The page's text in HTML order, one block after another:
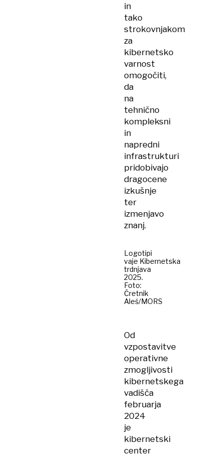
in
tako
strokovnjakom
za
kibernetsko
varnost
omogočiti,
da
na
tehnično
kompleksni
in
napredni
infrastrukturi
pridobivajo
dragocene
izkušnje
ter
izmenjavo
znanj.
Logotipi
vaje Kibernetska
trdnjava
2025.
Foto:
Čretnik
Aleš/MORS
Od
vzpostavitve
operativne
zmogljivosti
kibernetskega
vadišča
februarja
2024
je
kibernetski
center